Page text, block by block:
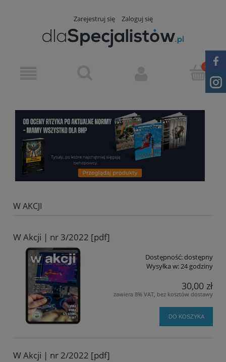
Zarejestruj się Zaloguj się
W AKCJI
W Akcji | nr 3/2022 [pdf]
Dostępność:dostępny
Wysyłka w: 24 godziny
30,00 zł
zawiera 8% VAT, bez kosztów dostawy
DO KOSZYKA
W Akcji | nr 2/2022 [pdf]